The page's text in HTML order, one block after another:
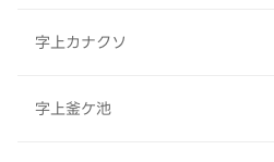
字上カナクソ
字上釜ケ池